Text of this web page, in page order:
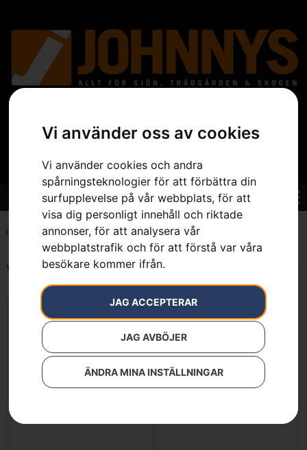
Vi använder oss av cookies
Vi använder cookies och andra
spårningsteknologier för att förbättra din
surfupplevelse på vår webbplats, för att
visa dig personligt innehåll och riktade
annonser, för att analysera vår
webbplatstrafik och för att förstå var våra
besökare kommer ifrån.
JAG ACCEPTERAR
JAG AVBÖJER
ÄNDRA MINA INSTÄLLNINGAR
Hem Sortiment»Trädgård»Lövblås & Lövsug»Bensindrivna Lövblåsar
Visar alla 5 resultat